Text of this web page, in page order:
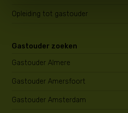
Opleiding tot gastouder
Gastouder zoeken
Gastouder Almere
Gastouder Amersfoort
Gastouder Amsterdam